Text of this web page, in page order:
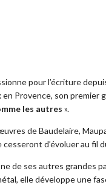
pour l’écriture
en Provence, son
les autres ».
de Baudelaire,
d’évoluer au fil
de ses autres grandes
elle développe une